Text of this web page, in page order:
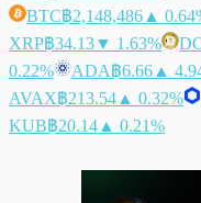
BTC฿2,148,486 ▲
XRP฿34.13▼ 1.63%
0.22%
ADA฿6.66 ▲
AVAX฿213.54 ▲ 0.32%
KUB฿20.14 ▲ 0.21%